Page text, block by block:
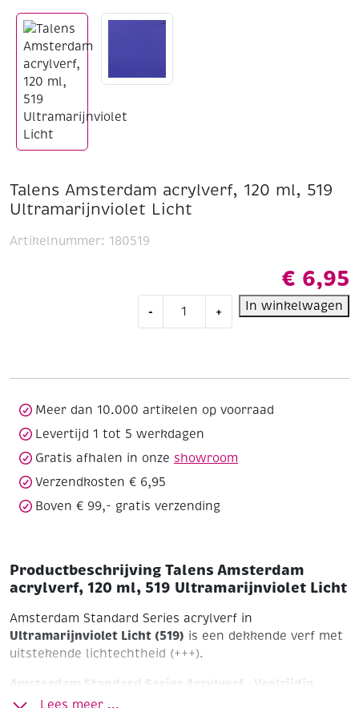
Talens Amsterdam acrylverf, 120 ml, 519
Ultramarijnviolet Licht
€ 6,95
-
Ultramarijnviolet
Licht
+ In winkelwagen
Artikelnummer: 180519
Meer dan 10.000 artikelen op voorraad
Levertijd 1 tot 5 werkdagen
Gratis afhalen in onze showroom
Verzendkosten € 6,95
Boven € 99,- gratis verzending
Productbeschrijving Talens Amsterdam
acrylverf, 120 ml, 519 Ultramarijnviolet Licht
Amsterdam Standard Series acrylverf in
Ultramarijnviolet Licht (519) is een dekkende verf met
uitstekende lichtechtheid (+++).
Amsterdam Standard Series Acrylverf – Veelzijdig,
Krachtig en Betrouwbaar
Lees meer ...